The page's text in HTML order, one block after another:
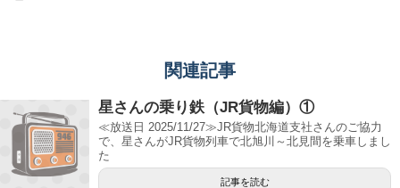
関連記事
星さんの乗り鉄（JR貨物編）①
≪放送日 2025/11/27≫JR貨物北海道支社さんのご協力
で、星さんがJR貨物列車で北旭川～北見間を乗車しまし
た
記事を読む